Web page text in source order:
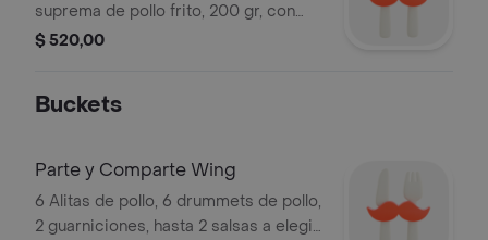
suprema de pollo frito, 200 gr, con
papas fritas y salsa a elección.
$ 520,00
Buckets
Parte y Comparte Wing
6 Alitas de pollo, 6 drummets de pollo,
2 guarniciones, hasta 2 salsas a elegir